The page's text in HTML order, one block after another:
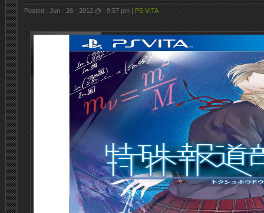
Posted : Jun - 26 - 2012 @ : 9:57 pm | PS VITA